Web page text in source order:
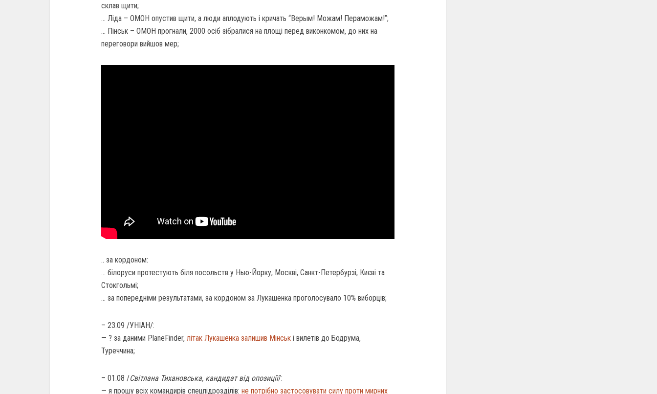
склав щити;
… Ліда – ОМОН опустив щити, а люди аплодують і кричать “Верым! Можам! Пераможам!”;
… Пінськ – ОМОН прогнали, 2000 осіб зібралися на площі перед виконкомом, до них на
переговори вийшов мер;
.. за кордоном:
… білоруси протестують біля посольств у Нью-Йорку, Москві, Санкт-Петербурзі, Києві та
Стокгольмі;
… за попередніми результатами, за кордоном за Лукашенка проголосувало 10% виборців;
– 23.09 /УНIАН/:
— ? за даними PlaneFinder, літак Лукашенка залишив Мінськ і вилетів до Бодрума,
Туреччина;
– 01.08 /Світлана Тихановська, кандидат від опозиції/:
— я прошу всіх командирів спецпідрозділів: не потрібно застосовувати силу проти мирних